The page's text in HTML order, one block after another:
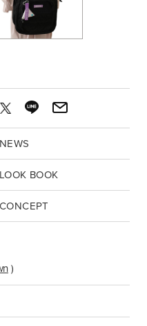
NEWS
LOOK BOOK
CONCEPT
)